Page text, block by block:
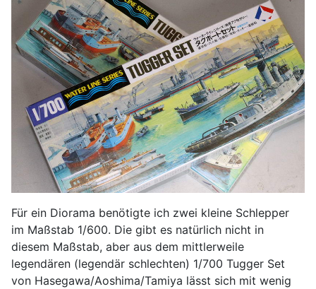
Für ein Diorama benötigte ich zwei kleine Schlepper
im Maßstab 1/600. Die gibt es natürlich nicht in
diesem Maßstab, aber aus dem mittlerweile
legendären (legendär schlechten) 1/700 Tugger Set
von Hasegawa/Aoshima/Tamiya lässt sich mit wenig